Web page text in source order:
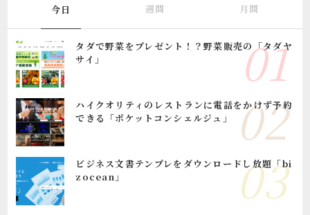
今日 週間 月間
タダで野菜をプレゼント！？野菜販売の「タダヤ
サイ」
ハイクオリティのレストランに電話をかけず予約
できる「ポケットコンシェルジュ」
ビジネス文書テンプレをダウンロードし放題「bi
zocean」